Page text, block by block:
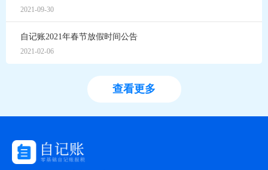
2021-09-30
自记账2021年春节放假时间公告
2021-02-06
查看更多